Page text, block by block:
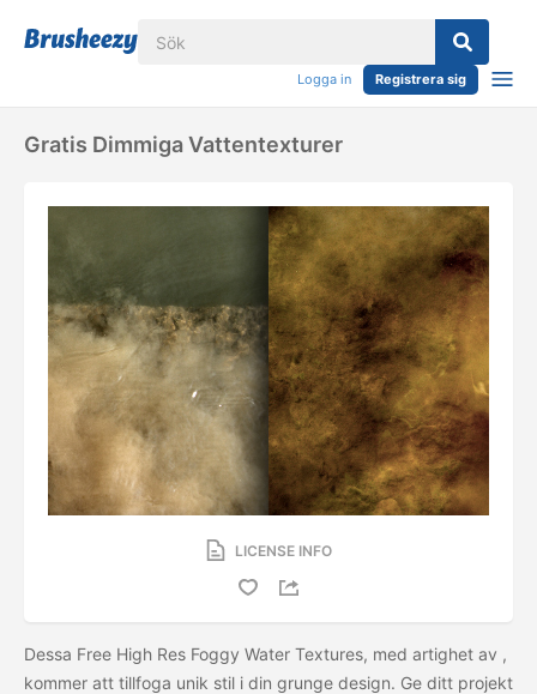
Logga in Registrera sig
Gratis Dimmiga Vattentexturer
LICENSE INFO
Dessa Free High Res Foggy Water Textures, med artighet av ,
kommer att tillfoga unik stil i din grunge design. Ge ditt projekt